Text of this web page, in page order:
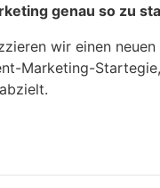
genau so zu
wir einen
Marketing-